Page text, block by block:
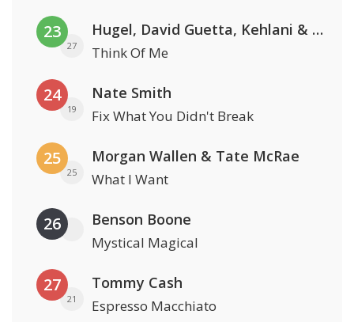
23
27
Hugel, David Guetta, Kehlani & Daecolm
Think Of Me
24
19
Nate Smith
Fix What You Didn't Break
25
25
Morgan Wallen & Tate McRae
What I Want
26 Benson Boone
Mystical Magical
27
21
Tommy Cash
Espresso Macchiato